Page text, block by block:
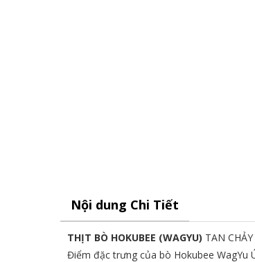
Nội dung Chi Tiết
THỊT BÒ HOKUBEE (WAGYU) TAN
Điểm đặc trưng của bò Hokubee